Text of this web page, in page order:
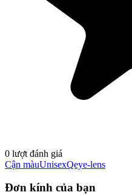
0 lượt đánh giá
Cận màuUnisexQeye-lens
Đơn kính của bạn